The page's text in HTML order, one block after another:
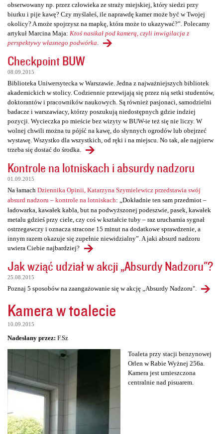
obserwowany np. przez człowieka ze straży miejskiej, który siedzi przy
biurku i pije kawę? Czy myślałeś, ile naprawdę kamer może być w Twojej
okolicy? A może spojrzysz na mapkę, która może to ukazywać?”. Polecamy
artykuł Marcina Maja: Ktoś nasikał pod kamerą, czyli inwigilacja z
perspektywy własnego podwórka
Checkpoint BUW
08.09.2015
Biblioteka Uniwersytecka w Warszawie. Jedna z najważniejszych bibliotek
akademickich w stolicy. Codziennie przewijają się przez nią setki studentów,
doktorantów i pracowników naukowych. Są również pasjonaci, samodzielni
badacze i warszawiacy, którzy poszukują niedostępnych gdzie indziej
pozycji. Wycieczka po mieście bez wizyty w BUW-ie też się nie liczy. W
wolnej chwili można tu pójść na kawę, do słynnych ogrodów lub obejrzeć
wystawę. Wszystko dla wszystkich, od ręki i na miejscu. No tak, ale najpierw
trzeba się dostać do środka.
Kontrole na lotniskach i absurdy nadzoru
01.09.2015
Na łamach Dziennika Opinii, Katarzyna Szymielewicz przedstawia swój
absurd nadzoru – kontrole na lotniskach: „Dokładnie ten sam przedmiot –
ładowarka, kawałek kabla, but na podwyższonej podeszwie, pasek, kawałek
metalu gdzieś przy ciele, czy coś w kształcie tuby – raz uruchamia sygnał
ostrzegawczy i oznacza stracone 15 minut na dodatkowe sprawdzenie, a
innym razem okazuje się zupełnie niewidzialny”. A jaki absurd nadzoru
uwiera Ciebie najbardziej?
Jak wziąć udział w akcji „Absurdy Nadzoru"?
25.08.2015
Poznaj 5 sposobów na zaangażowanie się w akcję „Absurdy Nadzoru".
Kamera w toalecie
10.09.2015
Nadesłany przez: F.Sz
Toaleta przy stacji benzynowej
Orlen w Rabie Wyżnej 256a.
Kamera jest umieszczona
centralnie nad pisuarem.